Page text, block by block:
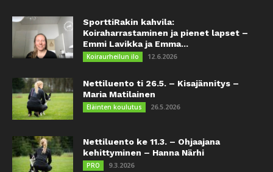
SporttiRakin kahvila:
Koiraharrastaminen ja pienet lapset –
Emmi Lavikka ja Emma...
Koiraurheilun ilo 12.6.2026
Nettiluento ti 26.5. – Kisajännitys –
Maria Matilainen
Eläinten koulutus 26.5.2026
Nettiluento ke 11.3. – Ohjaajana
kehittyminen – Hanna Närhi
PRO 9.3.2026